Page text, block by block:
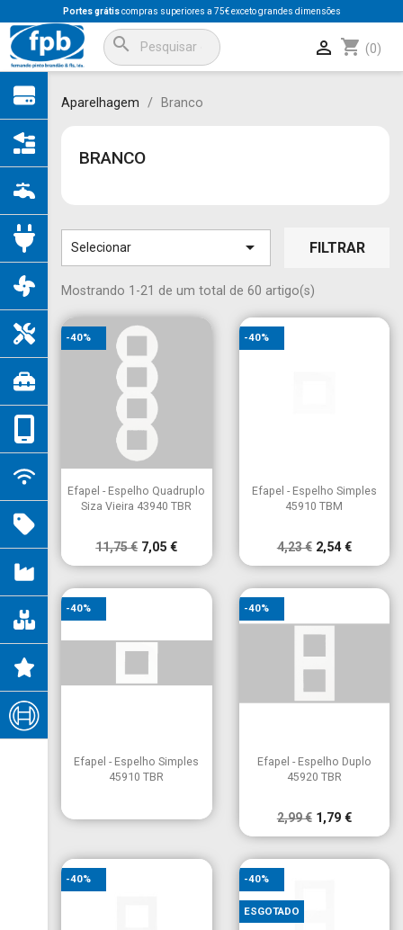
Portes grátiscompras superiores a 75€ exceto grandes dimensões
search shopping_cart (0)

Aparelhagem Branco
BRANCO
Selecionar  FILTRAR
Mostrando 1-21 de um total de 60 artigo(s)
Vista rápida
Efapel - Espelho Quadruplo
Siza Vieira 43940 TBR
11,75 € 7,05 €
-40%
Vista rápida
Efapel - Espelho Simples
45910 TBM
4,23 € 2,54 €
-40%
Vista rápida
Efapel - Espelho Simples
45910 TBR
-40%
 Vista rápida
Efapel - Espelho Duplo
45920 TBR
2,99 € 1,79 €
-40%
-40% -40%
ESGOTADO